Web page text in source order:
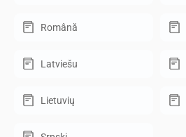
Română
Latviešu
Lietuvių